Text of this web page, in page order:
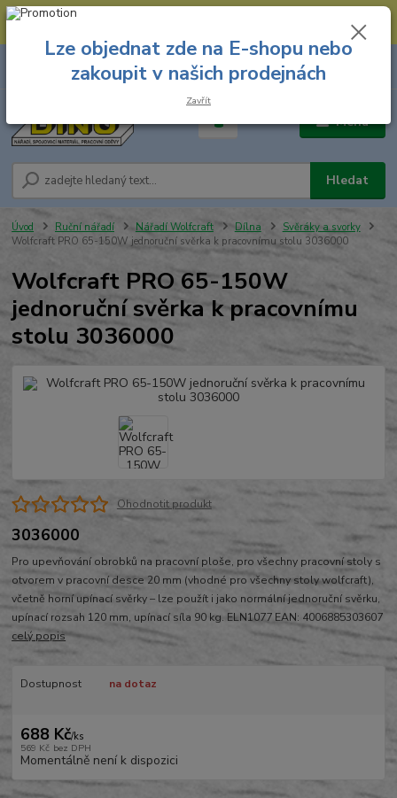
--- Spojovací materiál: 774 431 045 --- Prodejna nářadí: 731 449 423 --
Menu
Hledat
8.00 hod. - 16.00 hod.
za
Úvod Ruční nářadí Nářadí Wolfcraft Dílna
Svěráky a svorky
Wolfcraft PRO 65-150W jednoruční svěrka k pracovnímu stolu 3036000
Wolfcraft PRO 65-150W
jednoruční svěrka k pracovnímu
stolu 3036000
Ohodnotit produkt
3036000
Pro upevňování obrobků na pracovní ploše, pro všechny pracovní stoly s
otvorem v pracovní desce 20 mm (vhodné pro všechny stoly wolfcraft),
včetně horní upínací svěrky – lze použít i jako normální jednoruční svěrku,
upínací rozsah 120 mm, upínací síla 90 kg. ELN1077 EAN: 4006885303607
celý popis
Dostupnost na dotaz
688 Kč/ks
569 Kč bez DPH
Momentálně není k dispozici
Lze objednat zde na E-shopu nebo
zakoupit v našich prodejnách
Zavřít